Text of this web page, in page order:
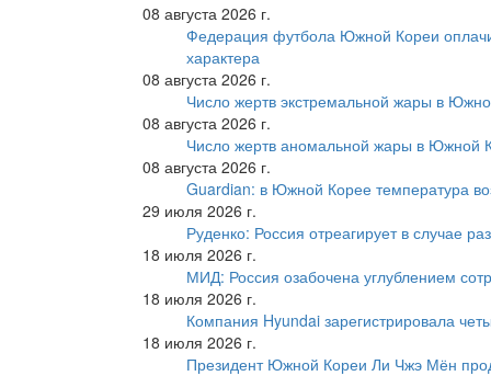
08 августа 2026 г.
Федерация футбола Южной Кореи
характера
08 августа 2026 г.
Число жертв экстремальной жары в
08 августа 2026 г.
Число жертв аномальной жары в Южной
08 августа 2026 г.
Guardian: в Южной Корее температура
29 июля 2026 г.
Руденко: Россия отреагирует в случае
18 июля 2026 г.
МИД: Россия озабочена углублением
18 июля 2026 г.
Компания Hyundai зарегистрировала
18 июля 2026 г.
Президент Южной Кореи Ли Чжэ Мён